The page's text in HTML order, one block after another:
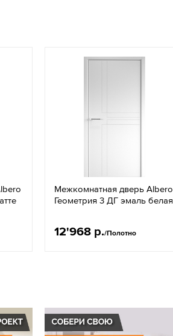
Межкомнатная дверь Albero
Геометрия 3 ДГ эмаль белая
12'968 р./Полотно